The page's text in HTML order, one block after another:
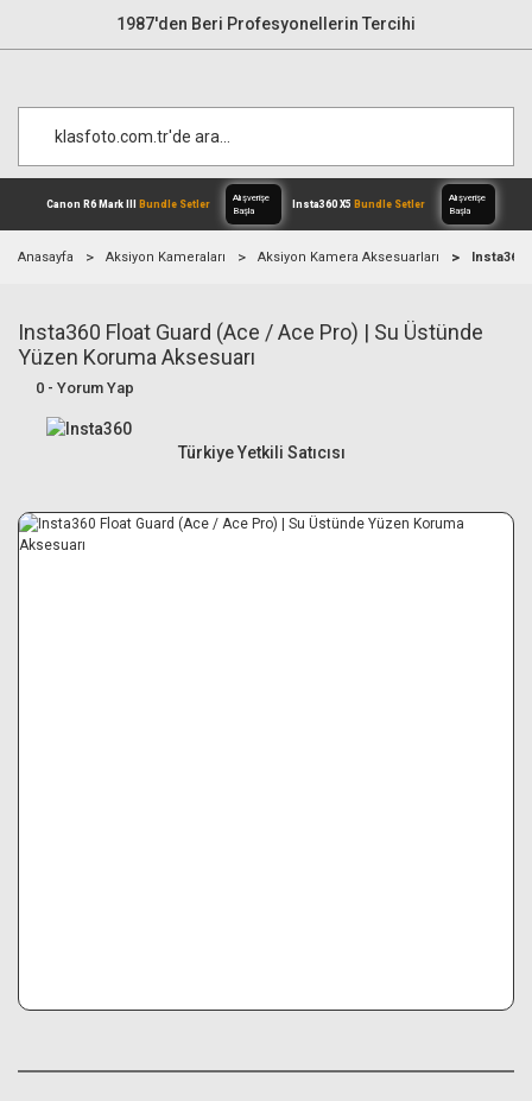
1987'den Beri Profesyonellerin Tercihi
Canon R6 Mark IIIBundle Setler
Alışverişe
Anasayfa Aksiyon Kameraları Aksiyon Kamera Aksesuarları Insta360
Insta360 Float Guard (Ace / Ace Pro) | Su Üstünde
Yüzen Koruma Aksesuarı
0 - Yorum Yap
Türkiye Yetkili Satıcısı